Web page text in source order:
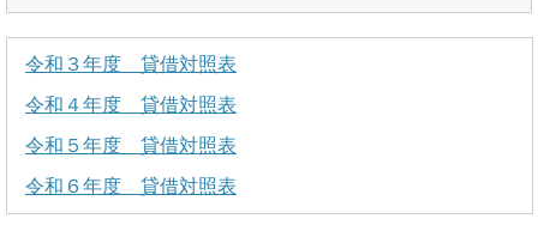
令和３年度 貸借対照表
令和４年度 貸借対照表
令和５年度 貸借対照表
令和６年度 貸借対照表